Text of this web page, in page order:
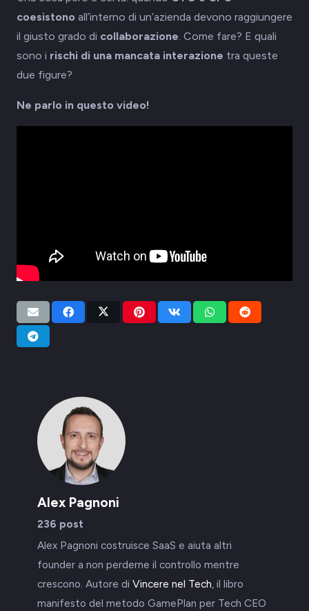
coesistono all’interno di un’azienda devono raggiungere
il giusto grado di collaborazione. Come fare? E quali
sono i rischi di una mancata interazione tra queste
due figure?
Ne parlo in questo video!
Alex Pagnoni
236 post
Alex Pagnoni costruisce SaaS e aiuta altri
founder a non perderne il controllo mentre
crescono. Autore di Vincere nel Tech, il libro
manifesto del metodo GamePlan per Tech CEO